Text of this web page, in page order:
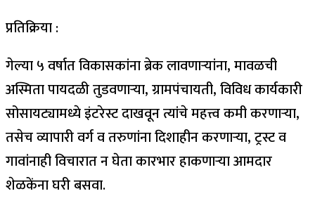
प्रतिक्रिया :
गेल्या ५ वर्षात विकासकांना ब्रेक लावणाऱ्यांना, मावळची
अस्मिता पायदळी तुडवणाऱ्या, ग्रामपंचायती, विविध कार्यकारी
सोसायट्यामध्ये इंटरेस्ट दाखवून त्यांचे महत्त्व कमी करणाऱ्या,
तसेच व्यापारी वर्ग व तरुणांना दिशाहीन करणाऱ्या, ट्रस्ट व
गावांनाही विचारात न घेता कारभार हाकणाऱ्या आमदार
शेळकेंना घरी बसवा.